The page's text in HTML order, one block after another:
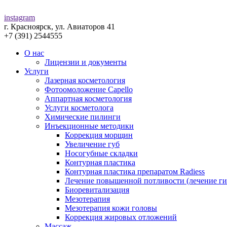
instagram
г. Красноярск, ул. Авиаторов 41
+7 (391) 2544555
О нас
Лицензии и документы
Услуги
Лазерная косметология
Фотоомоложение Capello
Аппартная косметология
Услуги косметолога
Химические пилинги
Инъекционные методики
Коррекция морщин
Увеличение губ
Носогубные складки
Контурная пластика
Контурная пластика препаратом Radiess
Лечение повышенной потливости (лечение
Биоревитализация
Мезотерапия
Мезотерапия кожи головы
Коррекция жировых отложений